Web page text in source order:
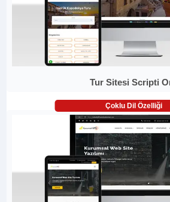
Tur Sitesi Scripti
Çoklu Dil Özelliği